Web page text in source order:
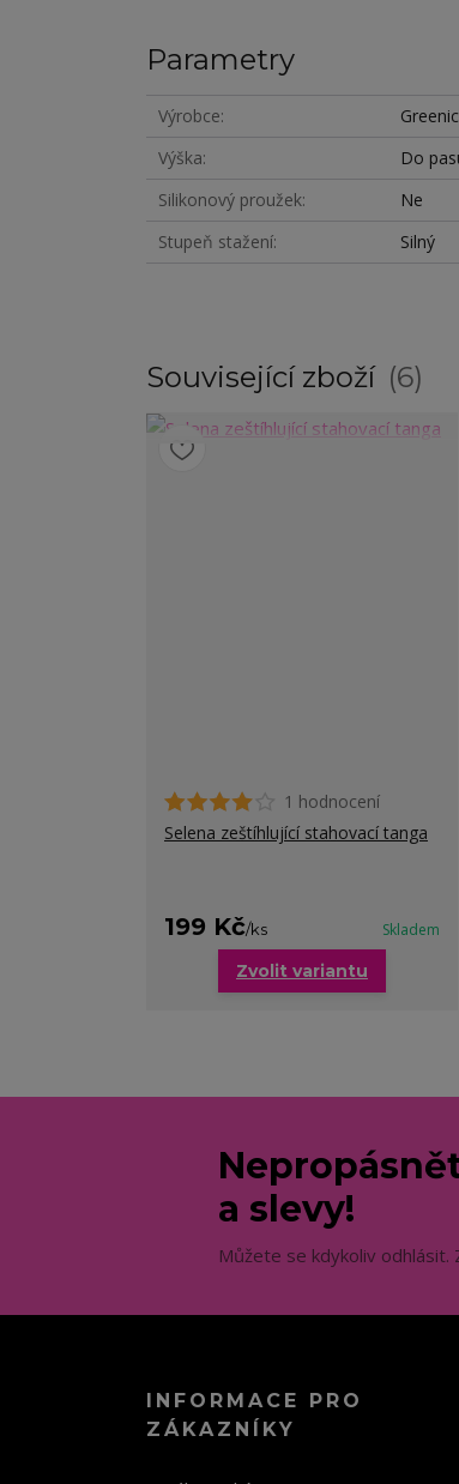
Parametry
Výrobce
Výška
Do
Silikonový proužek
Ne
Stupeň stažení
Silný
Související zboží 6
1 hodnocení
Selena zeštíhlující stahovací tanga
199 Kč/ks Skladem
Zvolit variantu
a slevy!
Můžete se kdykoliv odhlásit.
INFORMACE PRO
ZÁKAZNÍKY